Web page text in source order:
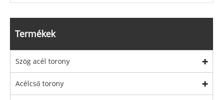
Termékek
Szög acél torony
Acélcső torony